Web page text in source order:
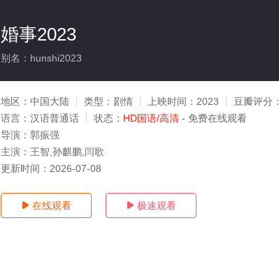
婚事2023
别名：hunshi2023
地区： 中国大陆 类型： 剧情 上映时间： 2023 豆瓣评分：
语言： 汉语普通话 状态： HD国语/高清 - 免费在线观看
导演： 郭振强
主演： 王智,孙麒鹏,闫歌
更新时间： 2026-07-08
 在线观看  极速观看